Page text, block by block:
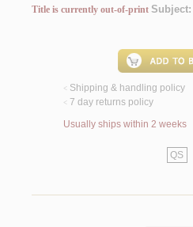
Title is currently out-of-print Subject:
< Shipping & handling policy
< 7 day returns policy
Usually ships within 2 weeks
QS